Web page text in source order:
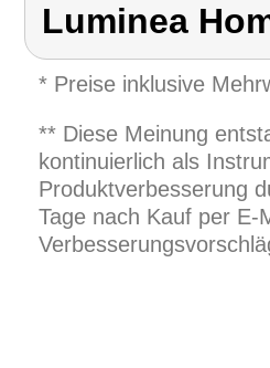
Luminea
* Preise inklusive
** Diese Meinung
kontinuierlich als
Produktverbesserung
Tage nach Kauf per E-